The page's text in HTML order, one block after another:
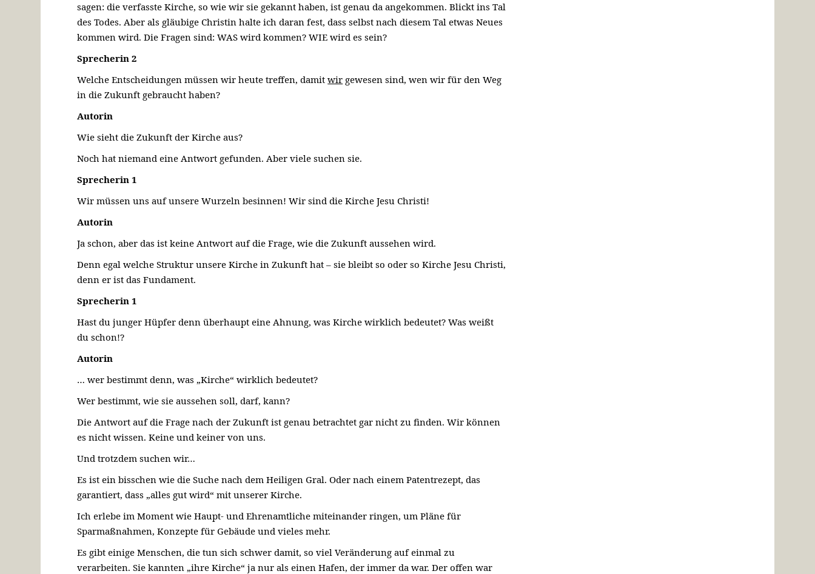
sagen: die verfasste Kirche, so wie wir sie gekannt haben, ist genau da angekommen. Blickt ins Tal
des Todes. Aber als gläubige Christin halte ich daran fest, dass selbst nach diesem Tal etwas Neues
kommen wird. Die Fragen sind: WAS wird kommen? WIE wird es sein?
Sprecherin 2
Welche Entscheidungen müssen wir heute treffen, damitwir gewesen sind, wen wir für den Weg
in die Zukunft gebraucht haben?
Autorin
Wie sieht die Zukunft der Kirche aus?
Noch hat niemand eine Antwort gefunden. Aber viele suchen sie.
Sprecherin 1
Wir müssen uns auf unsere Wurzeln besinnen! Wir sind die Kirche Jesu Christi!
Autorin
Ja schon, aber das ist keine Antwort auf die Frage, wie die Zukunft aussehen wird.
Denn egal welche Struktur unsere Kirche in Zukunft hat – sie bleibt so oder so Kirche Jesu Christi,
denn er ist das Fundament.
Sprecherin 1
Hast du junger Hüpfer denn überhaupt eine Ahnung, was Kirche wirklich bedeutet? Was weißt
du schon!?
Autorin
… wer bestimmt denn, was „Kirche“ wirklich bedeutet?
Wer bestimmt, wie sie aussehen soll, darf, kann?
Die Antwort auf die Frage nach der Zukunft ist genau betrachtet gar nicht zu finden. Wir können
es nicht wissen. Keine und keiner von uns.
Und trotzdem suchen wir…
Es ist ein bisschen wie die Suche nach dem Heiligen Gral. Oder nach einem Patentrezept, das
garantiert, dass „alles gut wird“ mit unserer Kirche.
Ich erlebe im Moment wie Haupt- und Ehrenamtliche miteinander ringen, um Pläne für
Sparmaßnahmen, Konzepte für Gebäude und vieles mehr.
Es gibt einige Menschen, die tun sich schwer damit, so viel Veränderung auf einmal zu
verarbeiten. Sie kannten „ihre Kirche“ ja nur als einen Hafen, der immer da war. Der offen war